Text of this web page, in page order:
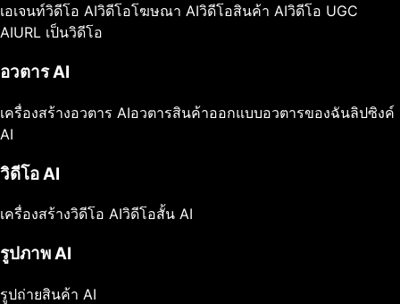
เอเจนท์วิดีโอ AIวิดีโอโฆษณา AIวิดีโอสินค้า AIวิดีโอ UGC
AIURL เป็นวิดีโอ
อวตาร AI
เครื่องสร้างอวตาร AIอวตารสินค้าออกแบบอวตารของฉันลิปซิงค์
AI
วิดีโอ AI
เครื่องสร้างวิดีโอ AIวิดีโอสั้น AI
รูปภาพ AI
รูปถ่ายสินค้า AI